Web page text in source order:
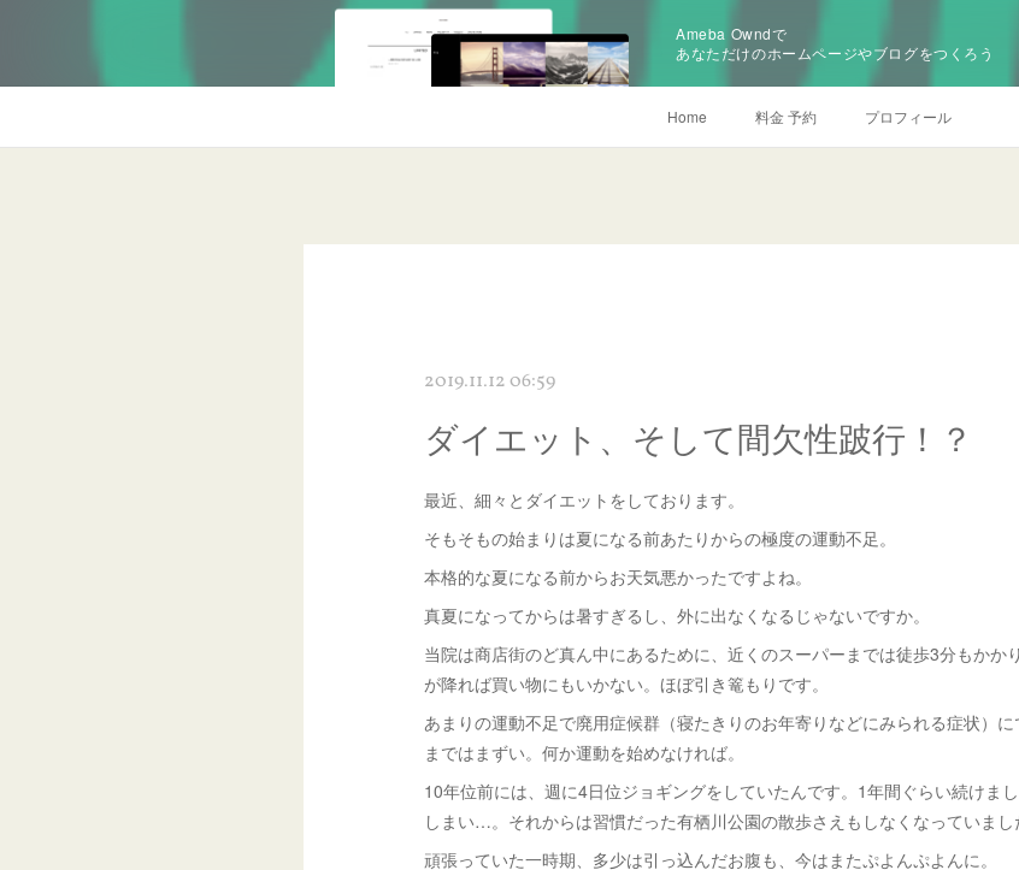
Ameba Owndで
あなただけのホームページやブログをつくろう
Home 料金 予約 プロフィール
2019.11.12 06:59
ダイエット、そして間欠性跛行！？
最近、細々とダイエットをしております。
そもそもの始まりは夏になる前あたりからの極度の運動不足。
本格的な夏になる前からお天気悪かったですよね。
真夏になってからは暑すぎるし、外に出なくなるじゃないですか。
当院は商店街のど真ん中にあるために、近くのスーパーまでは徒歩3分もかか
が降れば買い物にもいかない。ほぼ引き篭もりです。
あまりの運動不足で廃用症候群（寝たきりのお年寄りなどにみられる症状）
まではまずい。何か運動を始めなければ。
10年位前には、週に4日位ジョギングをしていたんです。1年間ぐらい続けま
しまい…。それからは習慣だった有栖川公園の散歩さえもしなくなっていまし
頑張っていた一時期、多少は引っ込んだお腹も、今はまたぷよんぷよんに。